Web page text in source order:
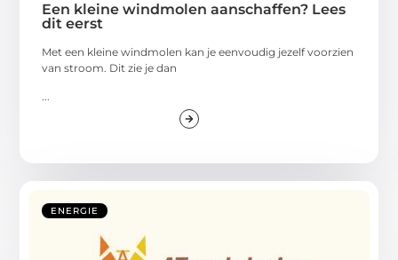
Een kleine windmolen aanschaffen? Lees
dit eerst
Met een kleine windmolen kan je eenvoudig jezelf voorzien
van stroom. Dit zie je dan
...
ENERGIE